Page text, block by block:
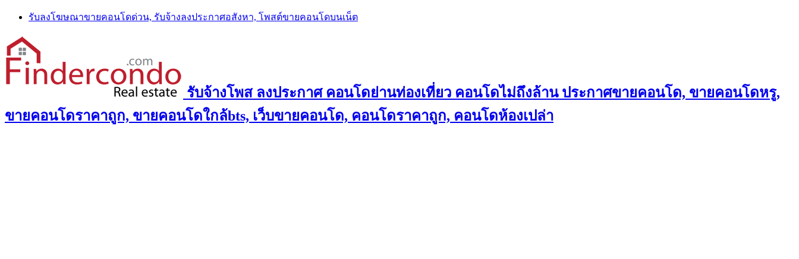
Skip
content
รับลงโฆษณาขายคอนโดด่วน, รับจ้างลงประกาศอสังหา, โพสต์ขายคอนโดบนเน็ต
รับจ้างโพส ลงประกาศ คอนโดย่านท่องเที่ยว คอนโดไม่ถึงล้าน ประกาศขายคอนโด, ขายคอนโดหรู,
ขายคอนโดราคาถูก, ขายคอนโดใกล้bts, เว็บขายคอนโด, คอนโดราคาถูก, คอนโดห้องเปล่า